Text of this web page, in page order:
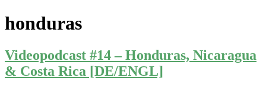
honduras
Videopodcast #14 – Honduras, Nicaragua
& Costa Rica [DE/ENGL]